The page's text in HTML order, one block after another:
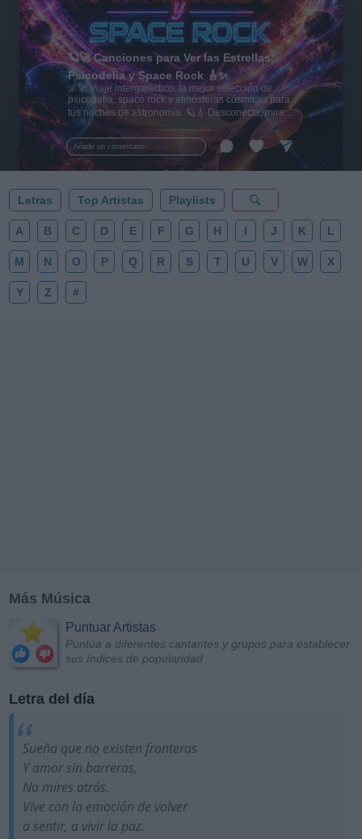
Añadir un comentario ...
🪐🚀 Canciones para Ver las Estrellas:
Psicodelia y Space Rock 🎸✨
🌌🚀 Viaje intergaláctico: la mejor selección de
psicodelia, space rock y atmósferas cósmicas para
tus noches de astronomía. 🪐🎸 Desconecta, mira
al firmamento y siente la gravedad cero. 💾 ¡Guarda
esta colección para tu próxima noche estrellada!
✨⭐
Letras Top Artistas Playlists
A B C D E F G H I J K L
M N O P Q R S T U V W X
Y Z #
Más Música
Puntuar Artistas
Puntúa a diferentes cantantes y grupos para establecer
sus índices de popularidad
Letra del día
Sueña que no existen fronteras
Y amor sin barreras,
No mires atrás.
Vive con la emoción de volver
a sentir, a vivir la paz.